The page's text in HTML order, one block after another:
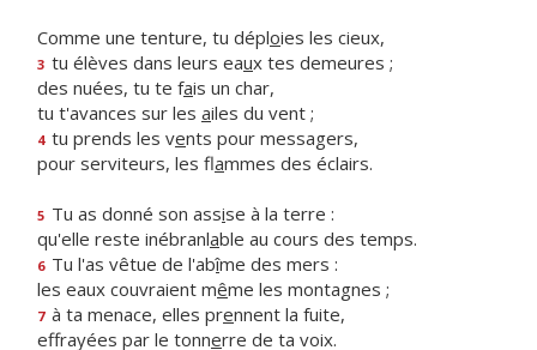
Comme une tenture, tu déploies les cieux,
3 tu élèves dans leurs eaux tes demeures ;
des nuées, tu te fais un char,
tu t'avances sur les ailes du vent ;
4 tu prends les vents pour messagers,
pour serviteurs, les flammes des éclairs.
5 Tu as donné son assise à la terre :
qu'elle reste inébranlable au cours des temps.
6 Tu l'as vêtue de l'abîme des mers :
les eaux couvraient même les montagnes ;
7 à ta menace, elles prennent la fuite,
effrayées par le tonnerre de ta voix.